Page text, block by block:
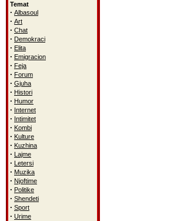
Temat
· Albasoul
· Art
· Chat
· Demokraci
· Elita
· Emigracion
· Feja
· Forum
· Gjuha
· Histori
· Humor
· Internet
· Intimitet
· Kombi
· Kulture
· Kuzhina
· Lajme
· Letersi
· Muzika
· Njoftime
· Politike
· Shendeti
· Sport
· Urime